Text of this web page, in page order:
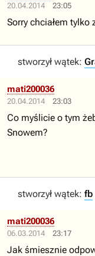
20.04.2014 23:05
Sorry chciałem
stworzył wątek:
20.04.2014 23:03
mati200036
Co myślicie o tym
Snowem?
stworzył wątek: fb
06.03.2014 23:17
mati200036
Jak śmiesznie